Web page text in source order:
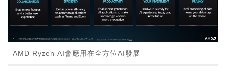
AMD Ryzen AI會應用在全方位AI發展